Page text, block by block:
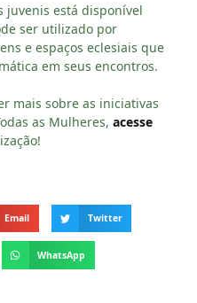
juvenis está disponível
ser utilizado por
e espaços eclesiais que
em seus encontros.
mais sobre as iniciativas
as Mulheres, acesse
Email Twitter
WhatsApp